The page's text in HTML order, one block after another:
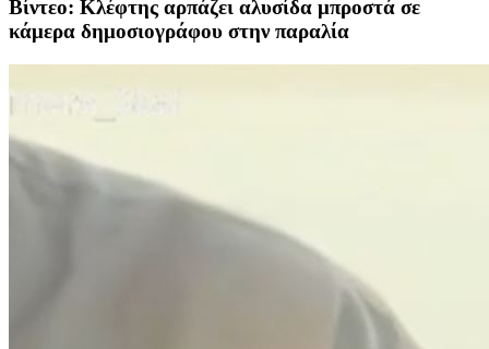
Βίντεο: Κλέφτης αρπάζει αλυσίδα μπροστά σε
κάμερα δημοσιογράφου στην παραλία